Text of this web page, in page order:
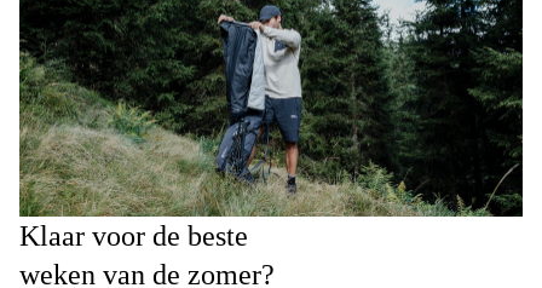
Klaar voor de beste
weken van de zomer?